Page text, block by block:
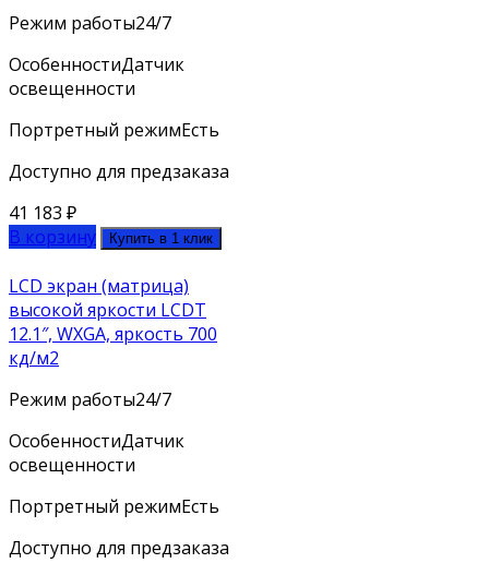
Режим работы24/7
ОсобенностиДатчик
освещенности
Портретный режимЕсть
Доступно для предзаказа
41 183 ₽
В корзину
Купить в 1 клик
LCD экран (матрица)
высокой яркости LCDT
12.1″, WXGA, яркость 700
кд/м2
Режим работы24/7
ОсобенностиДатчик
освещенности
Портретный режимЕсть
Доступно для предзаказа